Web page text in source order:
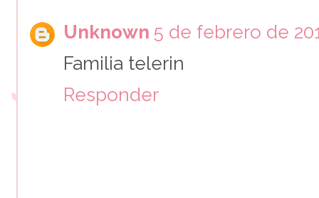
Unknown 5 de febrero de
Familia telerin
Responder